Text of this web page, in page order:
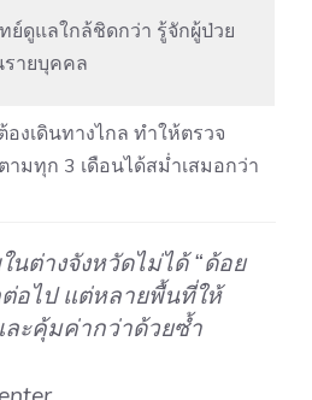
ย์ดูแลใกล้ชิดกว่า รู้จักผู้ป่วย
รายบุคคล
องเดินทางไกล ทำให้ตรวจ
ามทุก 3 เดือนได้สม่ำเสมอกว่า
นต่างจังหวัดไม่ได้ “ด้อย
ต่อไป แต่หลายพื้นที่ให้
ะคุ้มค่ากว่าด้วยซ้ำ